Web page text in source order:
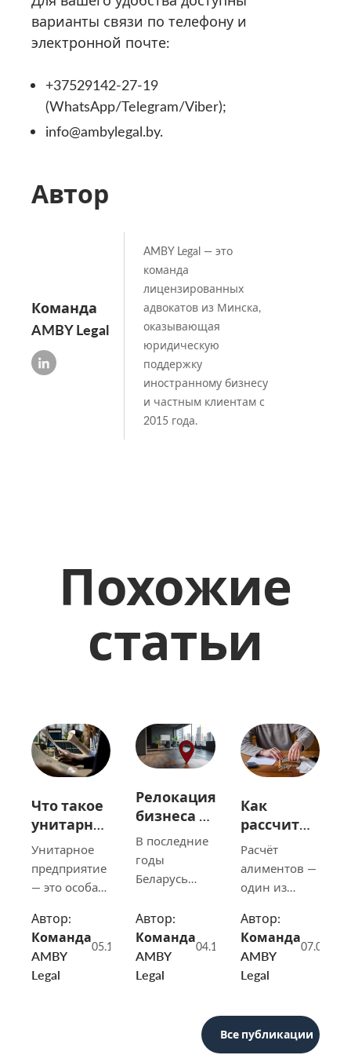
варианты связи по телефону и
электронной почте:
+37529142-27-19
(WhatsApp/Telegram/Viber);
info@ambylegal.by.
Автор
Команда
AMBY Legal
AMBY Legal — это
команда
лицензированных
адвокатов из Минска,
оказывающая
юридическую
поддержку
иностранному бизнесу
и частным клиентам с
2015 года.
Похожие
статьи
Что такое
унитарное
предприятие
Унитарное
предприятие
— это особая
коммерческой
организации,
которая
характеризуется
Автор:
Команда
AMBY
Legal
05.11.2024
Релокация
бизнеса в
Беларусь
В последние
годы
Беларусь
всё более
заметной
точкой на
карте для
рассматривают
Автор:
Команда
AMBY
Legal
04.11.2025
Как
алименты
в 2026 году
Расчёт
алиментов —
один из
наиболее
чувствительных
вопросов
белорусского
права.
Всякий раз,
Автор:
Команда
AMBY
Legal
Все публикации